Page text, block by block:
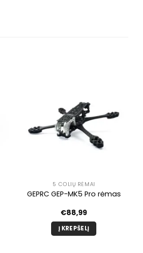
5 COLIŲ RĖMAI
GEPRC GEP-MK5 Pro rėmas
€88,99
Į KREPŠELĮ